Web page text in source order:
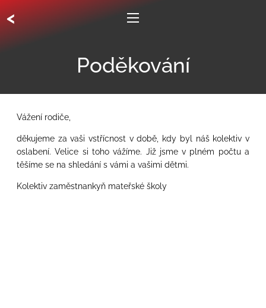
<
Poděkování
Vážení rodiče,
děkujeme za vaši vstřícnost v době, kdy byl náš kolektiv v
oslabení. Velice si toho vážíme. Již jsme v plném počtu a
těšíme se na shledání s vámi a vašimi dětmi.
Kolektiv zaměstnankyň mateřské školy